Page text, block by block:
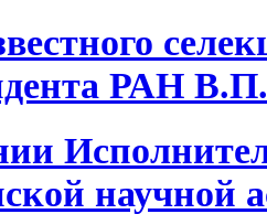
РАН
научной